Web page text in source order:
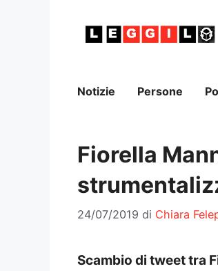
Notizie Persone
Fiorella
24/07/2019 di Chiara
Scambio di tweet tra